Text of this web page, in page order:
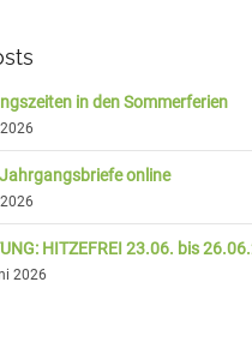
in den Sommerferien
online
HITZEFREI 23.06. bis
2026